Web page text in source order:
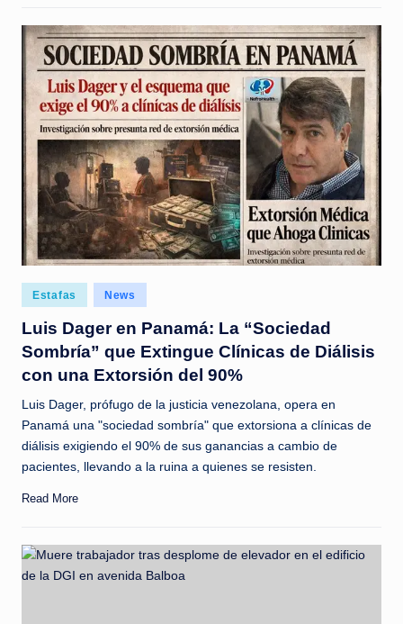
Posted
in
Estafas News
Luis Dager en Panamá: La “Sociedad
Sombría” que Extingue Clínicas de Diálisis
con una Extorsión del 90%
Luis Dager, prófugo de la justicia venezolana, opera en
Panamá una "sociedad sombría" que extorsiona a clínicas de
diálisis exigiendo el 90% de sus ganancias a cambio de
pacientes, llevando a la ruina a quienes se resisten.
Read More